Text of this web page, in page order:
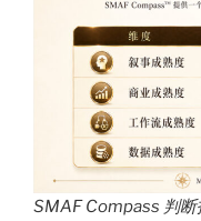
SMAF Compass 判